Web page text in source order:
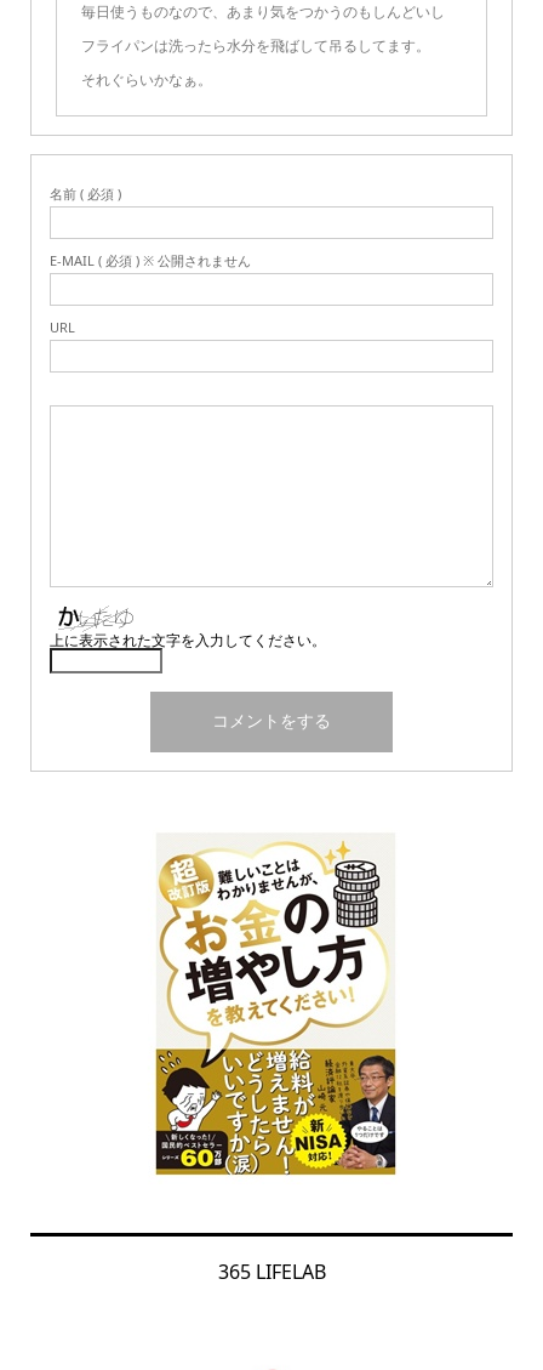
毎日使うものなので、あまり気をつかうのもしんどいし
フライパンは洗ったら水分を飛ばして吊るしてます。
それぐらいかなぁ。
名前 ( 必須 )
E-MAIL ( 必須 ) ※ 公開されません
URL
上に表示された文字を入力してください。
365 LIFELAB